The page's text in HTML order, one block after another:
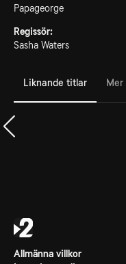
Papageorge
Regissör:
Sasha Waters
Liknande titlar
Allmänna villkor